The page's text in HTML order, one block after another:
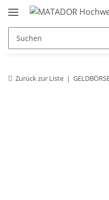
Zurück zur Liste